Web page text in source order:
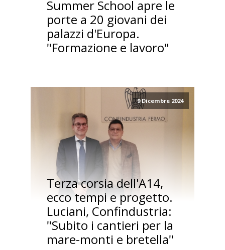
Summer School apre le
porte a 20 giovani dei
palazzi d'Europa.
"Formazione e lavoro"
9 Dicembre 2024
Terza corsia dell'A14,
ecco tempi e progetto.
Luciani, Confindustria:
"Subito i cantieri per la
mare-monti e bretella"